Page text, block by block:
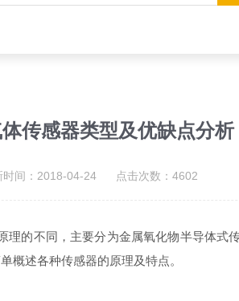
传感器类型及优缺点分析
时间：2018-04-24 点击次数：4602
的不同，主要分为金属氧化物半导体式
概述各种传感器的原理及特点。